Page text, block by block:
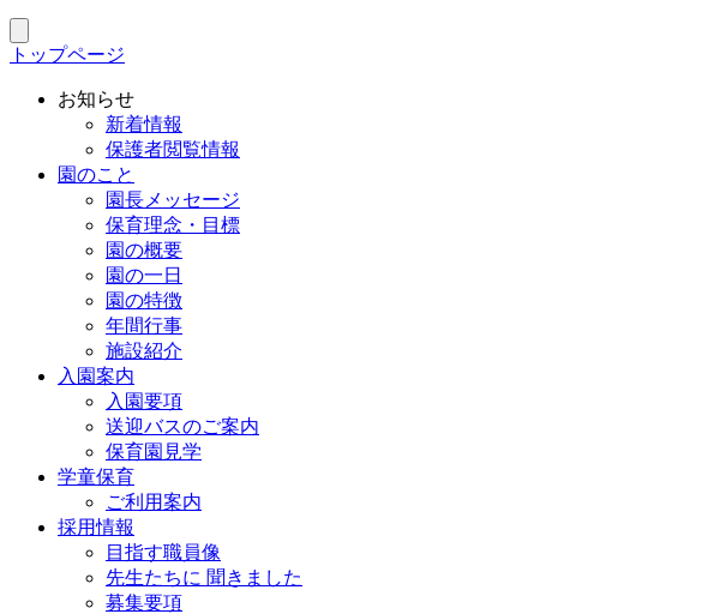
トップページ
お知らせ
新着情報
保護者閲覧情報
園のこと
園長メッセージ
保育理念・目標
園の概要
園の一日
園の特徴
年間行事
施設紹介
入園案内
入園要項
送迎バスのご案内
保育園見学
学童保育
ご利用案内
採用情報
目指す職員像
先生たちに 聞きました
募集要項